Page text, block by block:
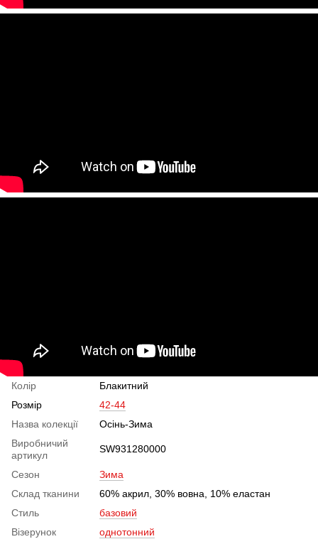
Колір
Блакитний
Розмір
42-44
Назва колекції
Осінь-Зима
Виробничий
артикул
SW931280000
Сезон
Зима
Склад тканини
60% акрил, 30% вовна, 10% еластан
Стиль
базовий
Візерунок
однотонний